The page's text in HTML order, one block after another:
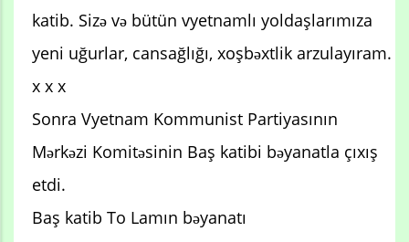
katib. Sizə və bütün vyetnamlı yoldaşlarımıza
yeni uğurlar, cansağlığı, xoşbəxtlik arzulayıram.
x x x
Sonra Vyetnam Kommunist Partiyasının
Mərkəzi Komitəsinin Baş katibi bəyanatla çıxış
etdi.
Baş katib To Lamın bəyanatı